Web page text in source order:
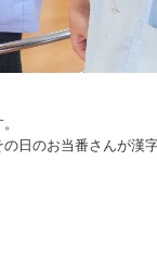
日のお当番さんが漢